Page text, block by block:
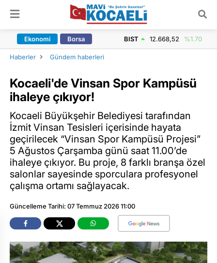
Ekonomi Borsa BIST 12.668,52 %1.70
Haberler Gündem haberleri
Kocaeli'de Vinsan Spor Kampüsü
ihaleye çıkıyor!
Kocaeli Büyükşehir Belediyesi tarafından
İzmit Vinsan Tesisleri içerisinde hayata
geçirilecek “Vinsan Spor Kampüsü Projesi”
5 Ağustos Çarşamba günü saat 11.00’de
ihaleye çıkıyor. Bu proje, 8 farklı branşa özel
salonlar sayesinde sporculara profesyonel
çalışma ortamı sağlayacak.
Güncelleme Tarihi: 07 Temmuz 2026 11:00